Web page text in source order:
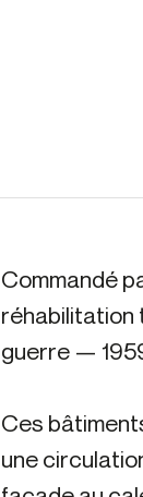
Commandé
réhabilitation
guerre —
Ces
une